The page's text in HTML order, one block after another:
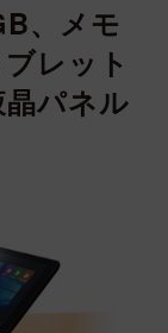
、メモ
レット
パネル